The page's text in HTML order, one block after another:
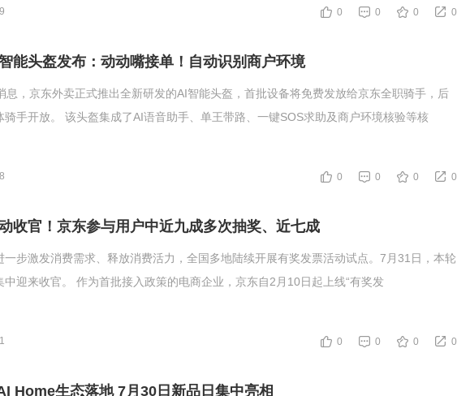
0 0 0 0
能头盔发布：动动嘴接单！自动识别商户环境
息，京东外卖正式推出全新研发的AI智能头盔，首批设备将免费发放给京东全职骑手，后
骑手开放。 该头盔集成了AI语音助手、单王带路、一键SOS求助及商户环境核验等核
0 0 0 0
收官！京东参与用户中近九成多次抽奖、近七成
一步激发消费需求、释放消费活力，全国多地陆续开展有奖发票活动试点。7月31日，本轮
中迎来收官。 作为首批接入政策的电商企业，京东自2月10日起上线“有奖发
0 0 0 0
Home生态落地 7月30日新品日集中亮相